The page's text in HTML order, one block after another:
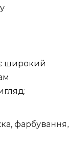
широкий
фарбування,